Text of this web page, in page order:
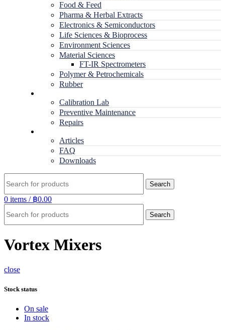
Food & Feed
Pharma & Herbal Extracts
Electronics & Semiconductors
Life Sciences & Bioprocess
Environment Sciences
Material Sciences
FT-IR Spectrometers
Polymer & Petrochemicals
Rubber
Calibration Lab
Preventive Maintenance
Repairs
Articles
FAQ
Downloads
Search
0 items / ฿0.00
Search
Vortex Mixers
close
Stock status
On sale
In stock